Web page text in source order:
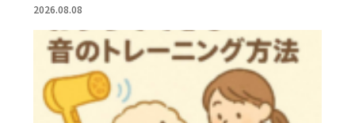
2026.08.08